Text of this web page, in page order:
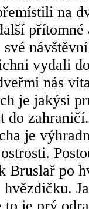
na
vydali
nás
je jakýsi
do
je
Bruslař po